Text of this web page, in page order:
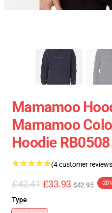
Mamamoo
Mamamoo
Hoodie RB0508
(4 customer
£42.41 £33.93 $42.95 -
Type